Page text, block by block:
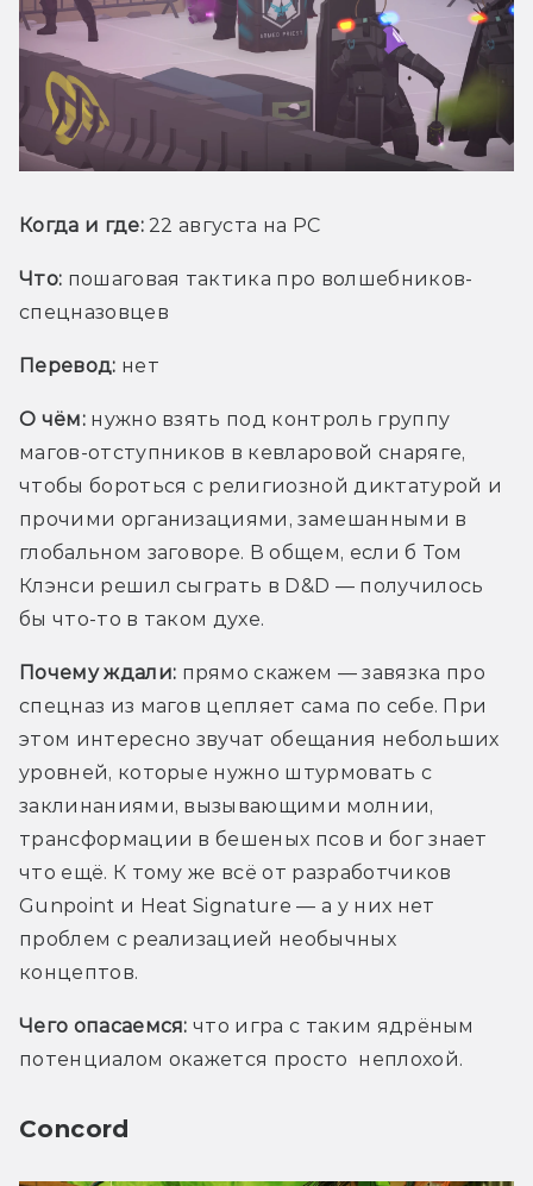
Когда и где: 22 августа на PC
Что: пошаговая тактика про волшебников-
спецназовцев
Перевод: нет
О чём: нужно взять под контроль группу
магов-отступников в кевларовой снаряге,
чтобы бороться с религиозной диктатурой и
прочими организациями, замешанными в
глобальном заговоре. В общем, если б Том
Клэнси решил сыграть в D&D — получилось
бы что-то в таком духе.
Почему ждали: прямо скажем — завязка про
спецназ из магов цепляет сама по себе. При
этом интересно звучат обещания небольших
уровней, которые нужно штурмовать с
заклинаниями, вызывающими молнии,
трансформации в бешеных псов и бог знает
что ещё. К тому же всё от разработчиков
Gunpoint и Heat Signature — а у них нет
проблем с реализацией необычных
концептов.
Чего опасаемся: что игра с таким ядрёным
потенциалом окажется просто  неплохой.
Concord